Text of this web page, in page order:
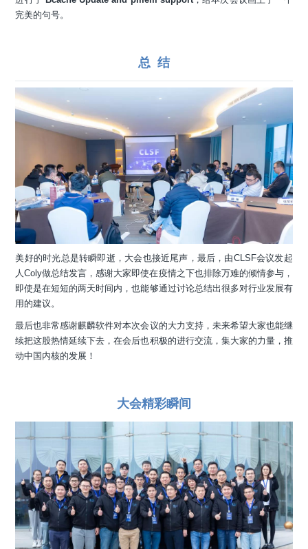
完美的句号。
总 结
美好的时光总是转瞬即逝，大会也接近尾声，最后，由CLSF会议发起
人Coly做总结发言，感谢大家即使在疫情之下也排除万难的倾情参与，
即使是在短短的两天时间内，也能够通过讨论总结出很多对行业发展有
用的建议。
最后也非常感谢麒麟软件对本次会议的大力支持，未来希望大家也能继
续把这股热情延续下去，在会后也积极的进行交流，集大家的力量，推
动中国内核的发展！
大会精彩瞬间